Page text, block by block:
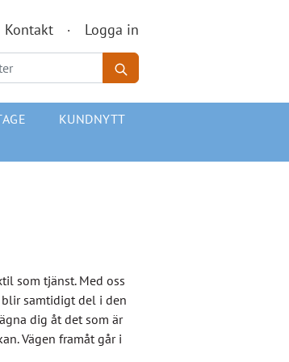
Kontakt Logga in
KUNDNYTT
som tjänst. Med oss
samtidigt del i den
dig åt det som är
Vägen framåt går i